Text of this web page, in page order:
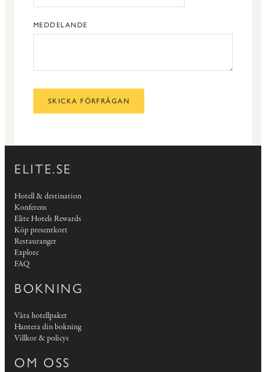
MEDDELANDE
SKICKA FÖRFRÅGAN
ELITE.SE
Hotell & destination
Konferens
Elite Hotels Rewards
Köp presentkort
Restauranger
Explore
FAQ
BOKNING
Våra hotellpaket
Hantera din bokning
Villkor & policys
OM OSS